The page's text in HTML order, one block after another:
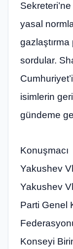
yasal
gazlaştırma
sordular.
isimlerin
gündeme
Konuşmacı
Yakushev
Yakushev
Parti Genel
Konseyi